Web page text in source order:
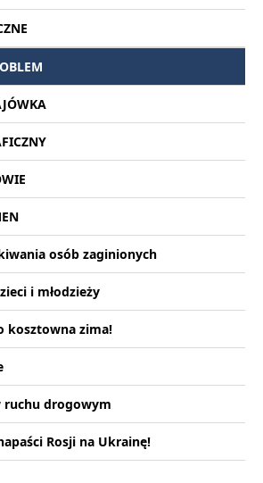
osób zaginionych
i młodzieży
kosztowna zima!
ruchu drogowym
Rosji na Ukrainę!